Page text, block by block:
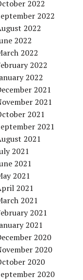
2022
2022
2022
2022
2022
2022
2022
2021
2021
2021
2021
2021
2021
2021
2021
2021
2021
2021
2021
2020
2020
2020
2020